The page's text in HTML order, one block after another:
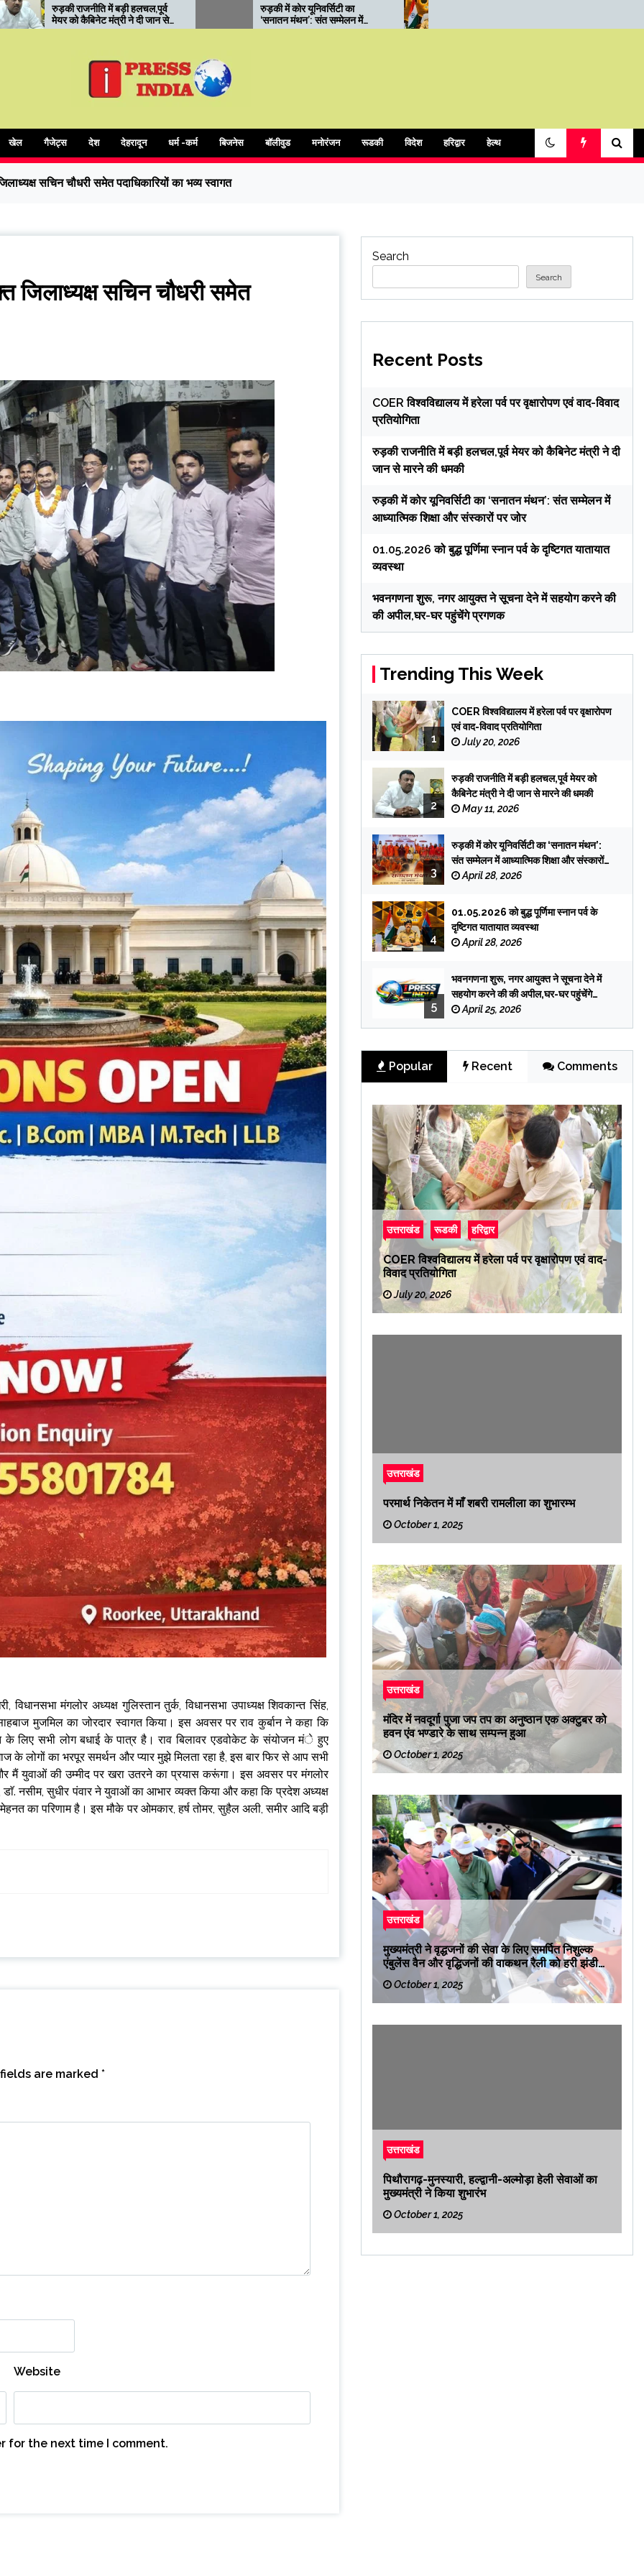
हलचल,पूर्व
ने दी जान से
रुड़की में कोर यूनिवर्सिटी का
‘सनातन मंथन’: संत सम्मेलन में
आध्यात्मिक शिक्षा और संस्कारों पर
01.05.2026 को बुद्ध पूर्णिमा स्नान
पर्व के दृष्टिगत यातायात व्यवस्था
अपील,घर-घर पहुंचेंगे
खेल गैजेट्स देश देहरादून धर्म -कर्म बिजनेस बॉलीवुड मनोरंजन रूडकी विदेश हरिद्वार हेल्थ
सचिन चौधरी समेत पदाधिकारियों का भव्य स्वागत
जिलाध्यक्ष सचिन चौधरी समेत
मंगलोर अध्यक्ष गुलिस्तान तुर्क, विधानसभा उपाध्यक्ष शिवकान्त सिंह,
मुजमिल का जोरदार स्वागत किया। इस अवसर पर राव कुर्बान ने कहा कि
लिए सभी लोग बधाई के पात्र है। राव बिलावर एडवोकेट के संयोजन मंे हुए
के लोगों का भरपूर समर्थन और प्यार मुझे मिलता रहा है, इस बार फिर से आप सभी
और मैं युवाओं की उम्मीद पर खरा उतरने का प्रयास करूंगा। इस अवसर पर मंगलोर
डाॅ. नसीम, सुधीर पंवार ने युवाओं का आभार व्यक्त किया और कहा कि प्रदेश अध्यक्ष
का परिणाम है। इस मौके पर ओमकार, हर्ष तोमर, सुहैल अली, समीर आदि बड़ी
are marked *
Website
for the next time I comment.
Search
Search
Recent Posts
COER विश्वविद्यालय में हरेला पर्व पर वृक्षारोपण एवं वाद-विवाद
प्रतियोगिता
रुड़की राजनीति में बड़ी हलचल,पूर्व मेयर को कैबिनेट मंत्री ने दी
जान से मारने की धमकी
रुड़की में कोर यूनिवर्सिटी का ‘सनातन मंथन’: संत सम्मेलन में
आध्यात्मिक शिक्षा और संस्कारों पर जोर
01.05.2026 को बुद्ध पूर्णिमा स्नान पर्व के दृष्टिगत यातायात
व्यवस्था
भवनगणना शुरू, नगर आयुक्त ने सूचना देने में सहयोग करने की
की अपील,घर-घर पहुंचेंगे प्रगणक
Trending This Week
1
COER विश्वविद्यालय में हरेला पर्व पर वृक्षारोपण
एवं वाद-विवाद प्रतियोगिता
July 20, 2026
2
रुड़की राजनीति में बड़ी हलचल,पूर्व मेयर को
कैबिनेट मंत्री ने दी जान से मारने की धमकी
May 11, 2026
3
रुड़की में कोर यूनिवर्सिटी का ‘सनातन मंथन’:
संत सम्मेलन में आध्यात्मिक शिक्षा और संस्कारों
पर जोर
April 28, 2026
4
01.05.2026 को बुद्ध पूर्णिमा स्नान पर्व के
दृष्टिगत यातायात व्यवस्था
April 28, 2026
5
भवनगणना शुरू, नगर आयुक्त ने सूचना देने में
सहयोग करने की की अपील,घर-घर पहुंचेंगे
प्रगणक
April 25, 2026
Popular Recent Comments
उत्तराखंड रूडकी हरिद्वार
COER विश्वविद्यालय में हरेला पर्व पर वृक्षारोपण एवं वाद-
विवाद प्रतियोगिता
July 20, 2026
उत्तराखंड
परमार्थ निकेतन में माँ शबरी रामलीला का शुभारम्भ
October 1, 2025
उत्तराखंड
मंदिर में नवदूर्गा पुजा जप तप का अनुष्ठान एक अक्टुबर को
हवन एंव भण्डारे के साथ सम्पन्न हुआ
October 1, 2025
उत्तराखंड
मुख्यमंत्री ने वृद्धजनों की सेवा के लिए समर्पित निशुल्क
एंबुलेंस वैन और वृद्धिजनों की वाकथन रैली को हरी झंडी
दिखाकर रवाना किया
October 1, 2025
उत्तराखंड
पिथौरागढ़-मुनस्यारी, हल्द्वानी-अल्मोड़ा हेली सेवाओं का
मुख्यमंत्री ने किया शुभारंभ
October 1, 2025